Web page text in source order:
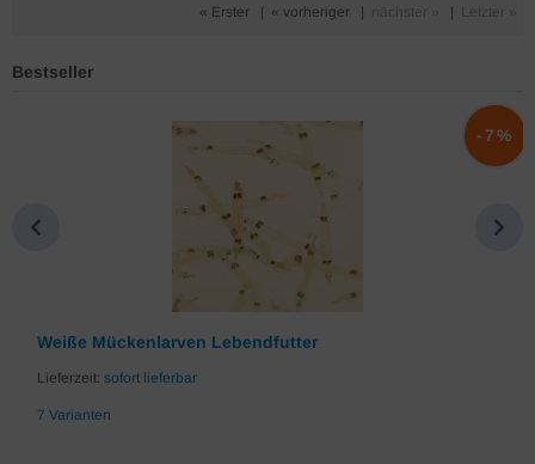
« Erster « vorheriger
Bestseller
Weiße Mückenlarven Lebendfutter
Lieferzeit: sofort lieferbar
7 Varianten
-7%